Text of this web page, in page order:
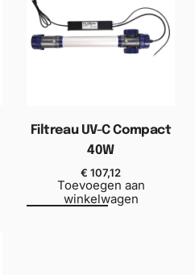
Filtreau UV-C Compact
40W
€ 107,12
Toevoegen aan
winkelwagen